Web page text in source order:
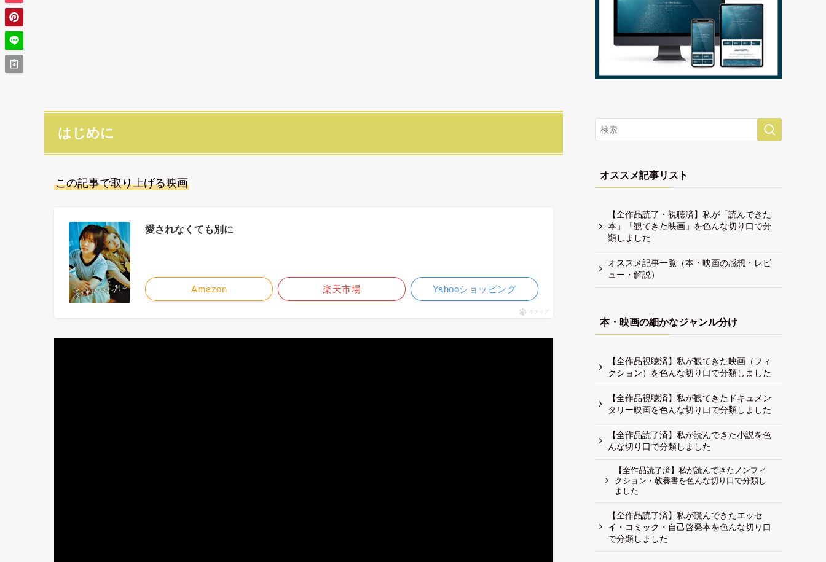
はじめに
この記事で取り上げる映画
愛されなくても別に
Amazon 楽天市場 Yahooショッピング
ポチップ
オススメ記事リスト
【全作品読了・視聴済】私が「読んできた
本」「観てきた映画」を色んな切り口で分
類しました
オススメ記事一覧（本・映画の感想・レビ
ュー・解説）
本・映画の細かなジャンル分け
【全作品視聴済】私が観てきた映画（フィ
クション）を色んな切り口で分類しました
【全作品視聴済】私が観てきたドキュメン
タリー映画を色んな切り口で分類しました
【全作品読了済】私が読んできた小説を色
んな切り口で分類しました
【全作品読了済】私が読んできたノンフィ
クション・教養書を色んな切り口で分類し
ました
【全作品読了済】私が読んできたエッセ
イ・コミック・自己啓発本を色んな切り口
で分類しました